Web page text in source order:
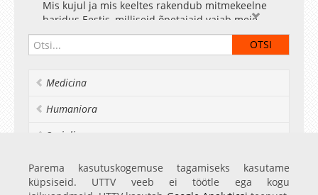
Mis kujul ja mis keeltes rakendub mitmekeelne
haridus Eestis, milliseid õpetajaid vajab meie
haridussüsteem selleks, et toetada lapsi, kes
õpivad mitmekeelses klassis?
Tartu Ülikooli Narva kolledži XXII pedagoogiline
konverents “Mitmekeelse hariduse
arengusuunad Eestis” toimub hübriidkujul
ekraani taga kui ka kohapeal võimalust arutada
aspekte, sh rääkida eesti keeletehnoloogia
olemusest ja selle rollist ühiskonnas, teise ja
võõrkeele õpetamise metoodikast, õpilaste
Medicina
Humaniora
Socialia
Realia et naturalia
Ülikoolist veel
Parema kasutuskogemuse tagamiseks kasutame
küpsiseid. UTTV veeb ei töötle ega kogu